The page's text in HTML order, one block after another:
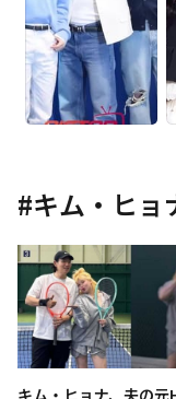
#キム・ヒョ
キム・ヒョナ、夫の